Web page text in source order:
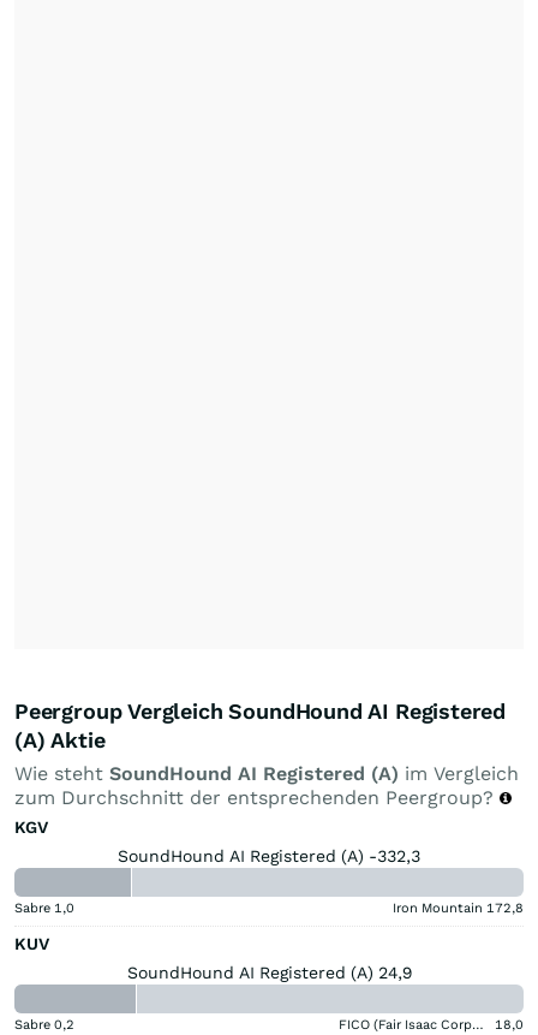
Peergroup Vergleich SoundHound AI Registered
(A) Aktie
Wie steht SoundHound AI Registered (A) im Vergleich
zum Durchschnitt der entsprechenden Peergroup?
KGV
SoundHound AI Registered (A) -332,3
Sabre 1,0 Iron Mountain 172,8
KUV
SoundHound AI Registered (A) 24,9
Sabre 0,2 FICO (Fair Isaac Corporation) 18,0